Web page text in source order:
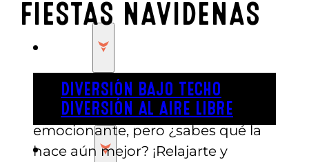
DIVERSIÓN BAJO TECHO
DIVERSIÓN AL AIRE LIBRE
COMER
FIESTAS NAVIDEÑAS
Esta época del año ya es
emocionante, pero ¿sabes qué la
hace aún mejor? ¡Relajarte y